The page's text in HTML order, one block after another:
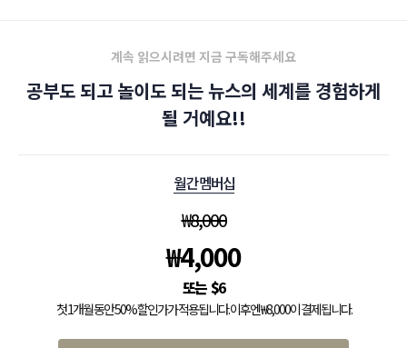
계속 읽으시려면 지금 구독해주세요
공부도 되고 놀이도 되는 뉴스의 세계를 경험하게
될 거예요!!
월간 멤버십
₩8,000
₩4,000
$6
첫 1개월 동안 50% 할인가가 적용됩니다. 이후엔 ₩8,000이 결제됩니다.